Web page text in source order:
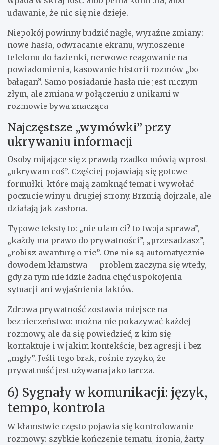
udawanie, że nic się nie dzieje.
Niepokój powinny budzić nagłe, wyraźne zmiany:
nowe hasła, odwracanie ekranu, wynoszenie
telefonu do łazienki, nerwowe reagowanie na
powiadomienia, kasowanie historii rozmów „bo
bałagan”. Samo posiadanie hasła nie jest niczym
złym, ale zmiana w połączeniu z unikami w
rozmowie bywa znacząca.
Najczęstsze „wymówki” przy
ukrywaniu informacji
Osoby mijające się z prawdą rzadko mówią wprost
„ukrywam coś”. Częściej pojawiają się gotowe
formułki, które mają zamknąć temat i wywołać
poczucie winy u drugiej strony. Brzmią dojrzale, ale
działają jak zasłona.
Typowe teksty to: „nie ufam ci? to twoja sprawa”,
„każdy ma prawo do prywatności”, „przesadzasz”,
„robisz awanturę o nic”. One nie są automatycznie
dowodem kłamstwa — problem zaczyna się wtedy,
gdy za tym nie idzie żadna chęć uspokojenia
sytuacji ani wyjaśnienia faktów.
Zdrowa prywatność zostawia miejsce na
bezpieczeństwo: można nie pokazywać każdej
rozmowy, ale da się powiedzieć, z kim się
kontaktuje i w jakim kontekście, bez agresji i bez
„mgły”. Jeśli tego brak, rośnie ryzyko, że
prywatność jest używana jako tarcza.
6) Sygnały w komunikacji: język,
tempo, kontrola
W kłamstwie często pojawia się kontrolowanie
rozmowy: szybkie kończenie tematu, ironia, żarty